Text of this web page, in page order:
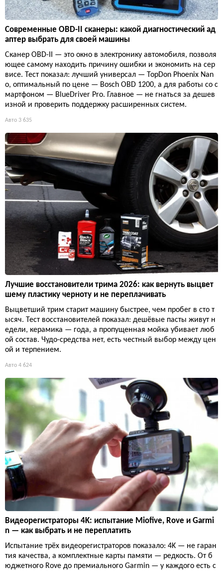
Современные OBD-II сканеры: какой диагностический ад
аптер выбрать для своей машины
Сканер OBD-II — это окно в электронику автомобиля, позволя
ющее самому находить причину ошибки и экономить на сер
висе. Тест показал: лучший универсал — TopDon Phoenix Nan
o, оптимальный по цене — Bosch OBD 1200, а для работы со с
мартфоном — BlueDriver Pro. Главное — не гнаться за дешев
изной и проверить поддержку расширенных систем.
Авто 3 635
Лучшие восстановители трима 2026: как вернуть выцвет
шему пластику черноту и не переплачивать
Выцветший трим старит машину быстрее, чем пробег в сто т
ысяч. Тест восстановителей показал: дешёвые пасты живут н
едели, керамика — года, а пропущенная мойка убивает люб
ой состав. Чудо-средства нет, есть честный выбор между цен
ой и терпением.
Авто 4 624
Видеорегистраторы 4K: испытание Miofive, Rove и Garmi
n — как выбрать и не переплатить
Испытание трёх видеорегистраторов показало: 4K — не гаран
тия качества, а комплектные карты памяти — редкость. От б
юджетного Rove до премиального Garmin — у каждого есть с